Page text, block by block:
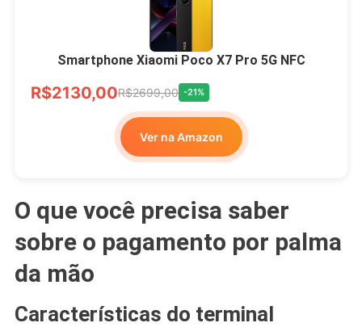
Smartphone Xiaomi Poco X7 Pro 5G NFC
R$2130,00R$2699,00 -21%
Ver na Amazon
O que você precisa saber
sobre o pagamento por palma
da mão
Características do terminal